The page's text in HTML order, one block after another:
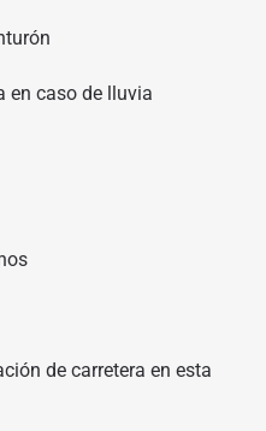
en caso de lluvia
de carretera en esta